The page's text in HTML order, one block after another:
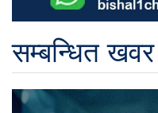
सम्बन्धित खवर